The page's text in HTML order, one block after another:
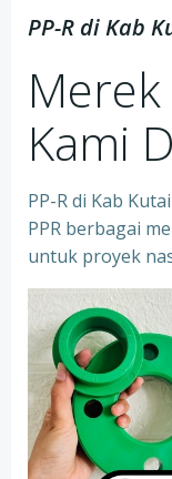
PP-R di Kab
Merek
Kami
PP-R di Kab
PPR berbagai
untuk proyek